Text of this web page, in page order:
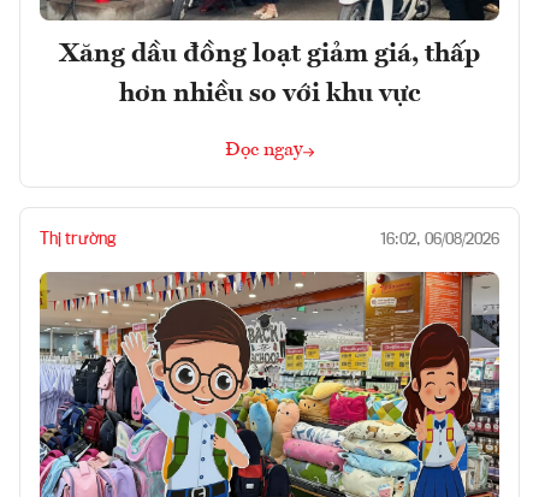
Xăng dầu đồng loạt giảm giá, thấp
hơn nhiều so với khu vực
Đọc ngay
Thị trường 16:02, 06/08/2026